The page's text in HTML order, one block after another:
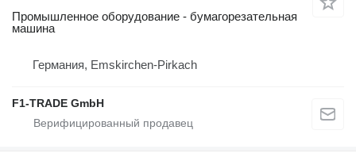
Промышленное оборудование - бумагорезательная
машина
Германия, Emskirchen-Pirkach
F1-TRADE GmbH